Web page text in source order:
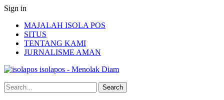
Sign in
MAJALAH ISOLA POS
SITUS
TENTANG KAMI
JURNALISME AMAN
isolapos - Menolak Diam